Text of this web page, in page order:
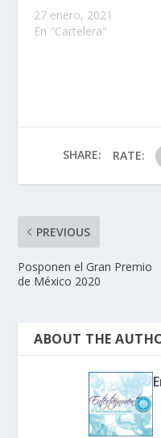
27 enero, 2021
En "Cartelera"
SHARE: RATE:
PREVIOUS
Posponen el Gran Premio
de México 2020
ABOUT THE